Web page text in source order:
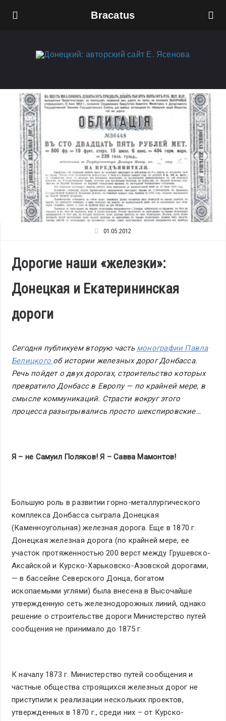
Bracatus
01.05.2012
Дорогие наши «железки»:
Донецкая и Екатерининская
дороги
Сегодня публикуем вторую часть монографии Павла
Белицкого об истории железных дорог Донбасса.
Речь пойдет о двух дорогах, строительство которых
превратило Донбасс в Европу — по крайней мере, в
смысле коммуникаций. Страсти вокруг этого
процесса разыгрывались просто шекспировские…
Я – не Самуил Поляков! Я – Савва Мамонтов!
Большую роль в развитии горно-металлургического
комплекса Донбасса сыграла Донецкая
(Каменноугольная) железная дорога. Еще в 1870 г.
Донецкая железная дорога (по крайней мере, ее
участок протяженностью 200 верст между Грушевско-
Аксайской и Курско-Харьковско-Азовской дорогами,
— в бассейне Северского Донца, богатом
ископаемыми углями) была внесена в Высочайше
утвержденную сеть железнодорожных линий, однако
решение о строительстве дороги Министерство путей
сообщения не принимало до 1875 г.
К началу 1873 г. Министерство путей сообщения и
частные общества строящихся железных дорог не
приступили к реализации нескольких проектов,
утвержденных в 1870 г., среди них – от Курско-